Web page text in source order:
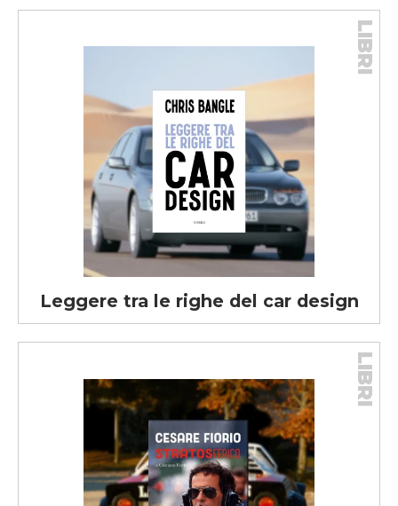
Leggere tra le righe del car design
LIBRI
LIBRI